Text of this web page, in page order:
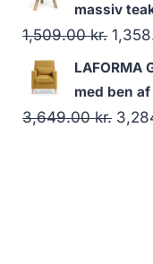
massiv
1,509.00kr.
LAFORMA
med ben
3,649.00kr.